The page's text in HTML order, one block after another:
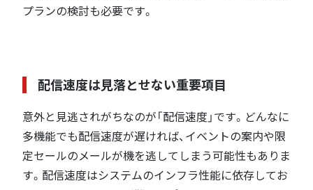
プランの検討も必要です。
配信速度は見落とせない重要項目
意外と見逃されがちなのが「配信速度」です。どんなに
多機能でも配信速度が遅ければ、イベントの案内や限
定セールのメールが機を逃してしまう可能性もありま
す。配信速度はシステムのインフラ性能に依存してお